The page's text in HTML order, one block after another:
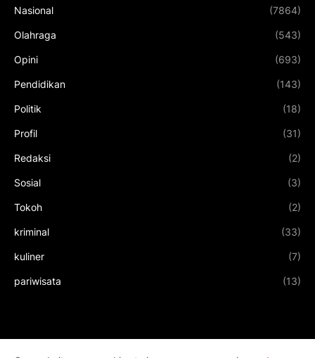
Nasional (7864)
Olahraga (543)
Opini (693)
Pendidikan (143)
Politik (18)
Profil (31)
Redaksi (2)
Sosial (3)
Tokoh (2)
kriminal (33)
kuliner (7)
pariwisata (13)